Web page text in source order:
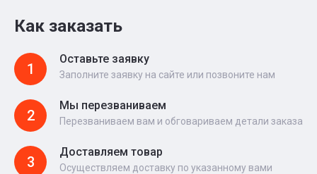
Как заказать
1
Оставьте заявку
Заполните заявку на сайте или позвоните нам
2
Мы перезваниваем
Перезваниваем вам и обговариваем детали заказа
3
Доставляем товар
Осуществляем доставку по указанному вами